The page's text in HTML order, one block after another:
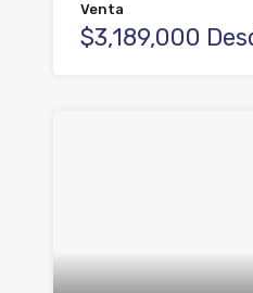
Venta
$3,189,000